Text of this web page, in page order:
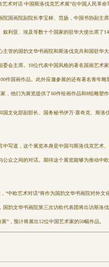
对话·中国斯洛伐克艺术展”在中国人民革命
国画院副院长李宝林、范扬，中国书协副主
利亚、埃及等数十个国家的驻华大使出席了14
的国韵文华书画院和斯洛伐克共和国驻华
会主席。10位代表中国风格的著名国画艺术
件国画作品。此外应邀参展的还有著名青年雕
，他们为展览提供了60件绘画作品和8组雕塑作
化部副部长、国务秘书伊万·塞奇克、斯洛
道，这个展览本身是中国与斯洛伐克艺术
众之间的对话。期待这个展览能够为推动中
欧艺术对话”将作为国韵文华书画院对外文
韵文华书画院第三次访欧代表团将出访斯洛
”，预计将展出12位中国艺术家的50幅作品。